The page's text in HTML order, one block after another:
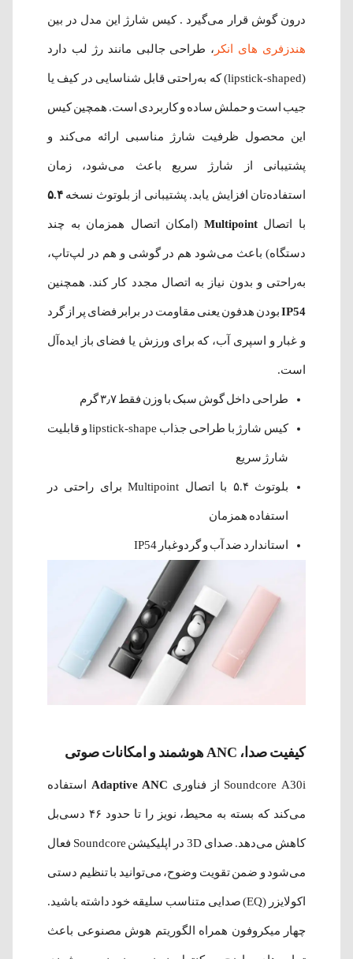
درون گوش قرار می‌گیرد . کیس شارژ این مدل در بین
هندزفری های انکر ، طراحی جالبی مانند رژ لب دارد
(lipstick-shaped) که به‌راحتی قابل شناسایی در کیف یا
جیب است و حملش ساده و کاربردی است. همچین کیس
این محصول ظرفیت شارژ مناسبی ارائه می‌کند و
پشتیبانی از شارژ سریع باعث می‌شود، زمان
استفاده‌تان افزایش یابد. پشتیبانی از بلوتوث نسخه ۵.۴
با اتصالMultipoint (امکان اتصال همزمان به چند
دستگاه) باعث می‌شود هم در گوشی و هم در لپ‌تاپ،
به‌راحتی و بدون نیاز به اتصال مجدد کار کند. همچنین
IP54بودن هدفون یعنی مقاومت در برابر فضای پر از گرد
و غبار و اسپری آب، که برای ورزش یا فضای باز ایده‌آل
است.
طراحی داخل گوش سبک با وزن فقط ۳٫۷ گرم
کیس شارژ با طراحی جذاب lipstick-shape و قابلیت
شارژ سریع
بلوتوث ۵.۴ با اتصال Multipoint برای راحتی در
استفاده همزمان
استاندارد ضد آب و گردوغبار IP54
کیفیت صدا، ANC هوشمند و امکانات صوتی
Soundcore A30i از فناوری Adaptive ANC استفاده
می‌کند که بسته به محیط، نویز را تا حدود ۴۶ دسی‌بل
کاهش می‌دهد. صدای 3D در اپلیکیشن Soundcore فعال
می‌شود و ضمن تقویت وضوح، می‌توانید با تنظیم دستی
اکولایزر (EQ) صدایی متناسب سلیقه خود داشته باشید.
چهار میکروفون همراه الگوریتم هوش مصنوعی باعث